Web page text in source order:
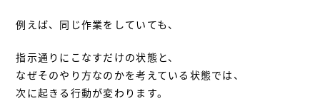
例えば、同じ作業をしていても、
指示通りにこなすだけの状態と、
なぜそのやり方なのかを考えている状態では、
次に起きる行動が変わります。